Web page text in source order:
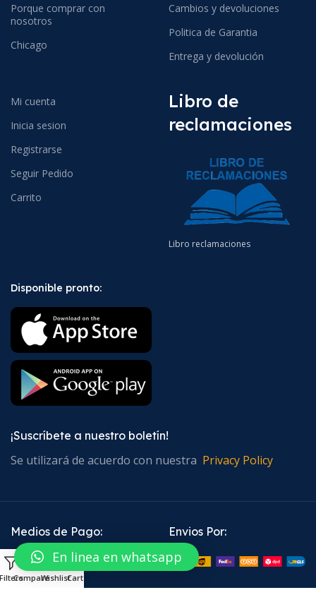
Porque comprar con
nosotros
Chicago
Cambios y devoluciones
Politica de Garantia
Entrega y devolución
Mi cuenta
Inicia sesion
Registrarse
Seguir Pedido
Carrito
Libro de
reclamaciones
Libro reclamaciones
Disponible pronto:
¡Suscríbete a nuestro boletín!
Se utilizará de acuerdo con nuestra Privacy Policy
Medios de Pago: Envios Por:
CompareWishlist
0
Cart
En linea en whatsapp